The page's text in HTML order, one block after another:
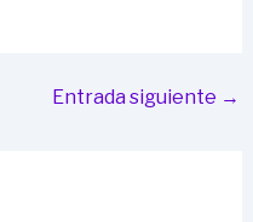
Entrada siguiente →